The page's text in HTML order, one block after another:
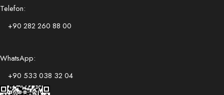
Telefon:
+90 282 260 88 00
WhatsApp:
+90 533 038 32 04